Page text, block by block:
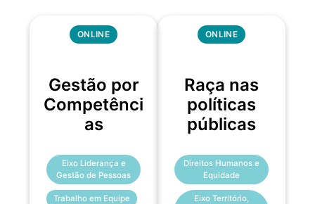
ONLINE
Gestão por
Competênci
as
Eixo Liderança e
Gestão de Pessoas
Trabalho em Equipe
ONLINE
Raça nas
políticas
públicas
Direitos Humanos e
Equidade
Eixo Território,